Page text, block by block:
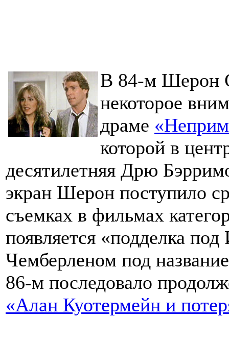
В 84-м Шерон
некоторое
драме
которой в
десятилетняя Дрю
экран Шерон поступило
съемках в фильмах
появляется «подделка
Чемберленом под
86-м последовало
«Алан Куотермейн и